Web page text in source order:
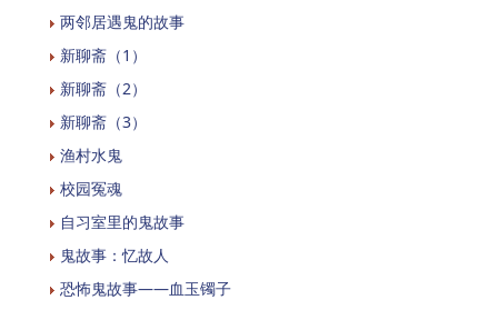
两邻居遇鬼的故事
新聊斋（1）
新聊斋（2）
新聊斋（3）
渔村水鬼
校园冤魂
自习室里的鬼故事
鬼故事：忆故人
恐怖鬼故事——血玉镯子